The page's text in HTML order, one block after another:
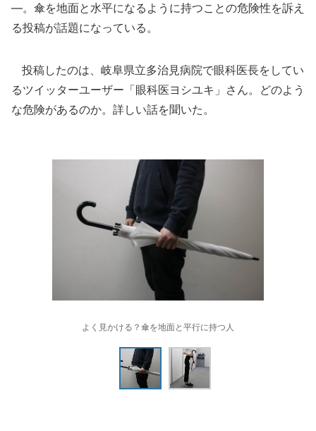
―。傘を地面と水平になるように持つことの危険性を訴え
る投稿が話題になっている。
投稿したのは、岐阜県立多治見病院で眼科医長をしてい
るツイッターユーザー「眼科医ヨシユキ」さん。どのよう
な危険があるのか。詳しい話を聞いた。
よく見かける？傘を地面と平行に持つ人